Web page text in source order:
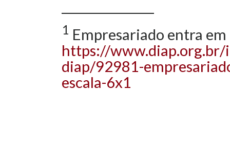
1 Empresariado entra
https://www.diap.org.br/
diap/92981-
escala-6x1